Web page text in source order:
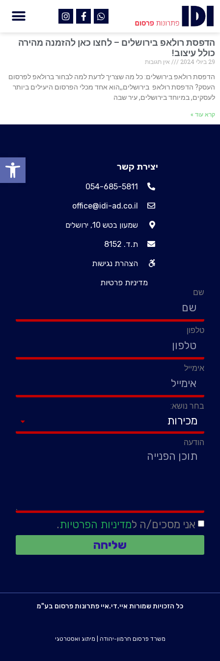
הדפסת רולאפ בירושלים – לחצו כאן להזמנה מהירה
כולל עיצוב!
29 ביולי 2024
אין תגובות
הדפסת רולאפ בירושלים: כל מה שצריך לדעת למה לבחור ברולאפ לפרסום
העסק? הדפסת רולאפ בירושלים,,הוא אחד מכלי הפרסום היעילים ביותר
לעסקים, במיוחד בירושלים, עיר שבה
קרא עוד »
יצירת קשר
054-685-5811
office@idi-ad.co.il
שמעון בטש 10, ירושלים
ת.ד. 8152
הצהרת נגישות
מדיניות פרטיות
שם
טלפון
אימייל
בחר נושא:
הודעה
אני מסכים/ה למדיניות הפרטיות.
שליחה
כל הזכויות שמורות איי.די.איי פתרונות פרסום בע"מ
משרד פרסום חרמון-יהודה מיתוג ואסטרטגי